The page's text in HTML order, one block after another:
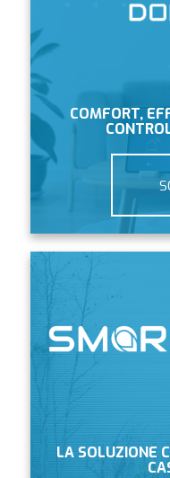
COMFORT,
LA SOLUZIONE